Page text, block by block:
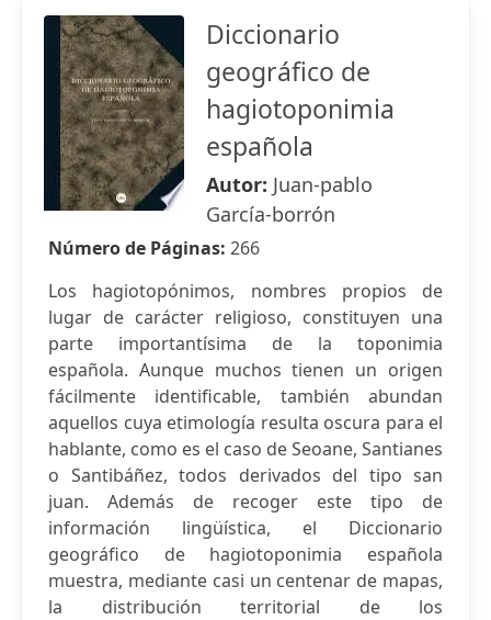
Diccionario
geográfico de
hagiotoponimia
española
Autor: Juan-pablo
García-borrón
Número de Páginas: 266
Los hagiotopónimos, nombres propios de
lugar de carácter religioso, constituyen una
parte importantísima de la toponimia
española. Aunque muchos tienen un origen
fácilmente identificable, también abundan
aquellos cuya etimología resulta oscura para el
hablante, como es el caso de Seoane, Santianes
o Santibáñez, todos derivados del tipo san
juan. Además de recoger este tipo de
información lingüística, el Diccionario
geográfico de hagiotoponimia española
muestra, mediante casi un centenar de mapas,
la distribución territorial de los